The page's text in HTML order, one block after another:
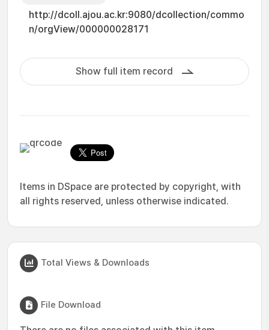
http://dcoll.ajou.ac.kr:9080/dcollection/commo
n/orgView/000000028171
Show full item record
Items in DSpace are protected by copyright, with
all rights reserved, unless otherwise indicated.
Total Views & Downloads
File Download